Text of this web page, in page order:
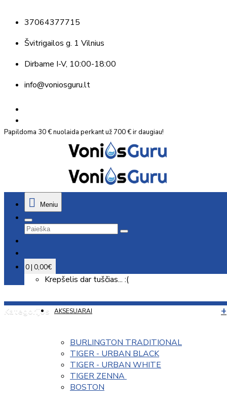
37064377715
Švitrigailos g. 1 Vilnius
Dirbame I-V, 10:00-18:00
info@voniosguru.lt
Papildoma 30 € nuolaida perkant už 700 € ir daugiau!
Meniu
0 | 0,00€
Krepšelis dar tuščias... :(
Kategorijos AKSESUARAI
BURLINGTON TRADITIONAL
TIGER - URBAN BLACK
TIGER - URBAN WHITE
TIGER ZENNA
BOSTON